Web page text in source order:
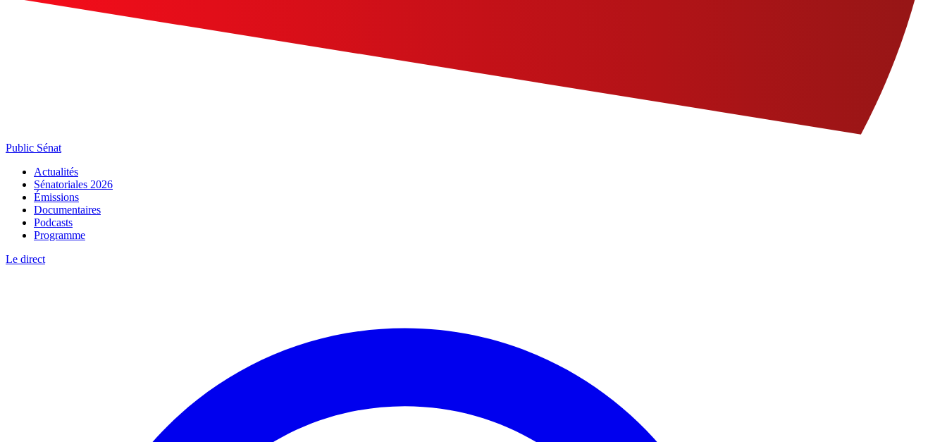
Public Sénat
Actualités
Sénatoriales 2026
Émissions
Documentaires
Podcasts
Programme
Le direct